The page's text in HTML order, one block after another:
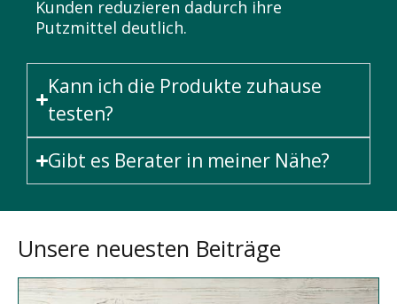
Kunden reduzieren dadurch ihre
Putzmittel deutlich.
Kann ich die Produkte zuhause
testen?
Gibt es Berater in meiner Nähe?
Unsere neuesten Beiträge